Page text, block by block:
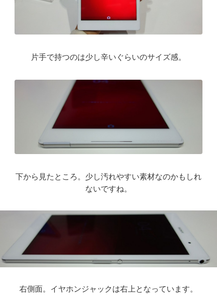
片手で持つのは少し辛いぐらいのサイズ感。
下から見たところ。少し汚れやすい素材なのかもしれ
ないですね。
右側面。イヤホンジャックは右上となっています。